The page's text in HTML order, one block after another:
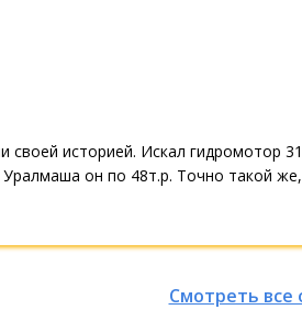
своей историей. Искал гидромотор
он по 48т.р. Точно такой
Смотреть все